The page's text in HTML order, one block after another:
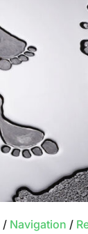
/ Navigation /